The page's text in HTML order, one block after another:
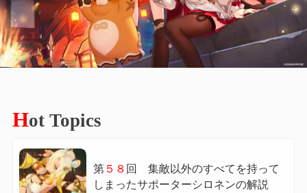
Hot Topics
第５８ 回 集敵以外のすべてを持って
しまったサポーターシロネンの解説